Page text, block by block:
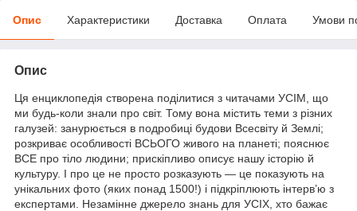
Опис Характеристики Доставка Оплата Умови
Опис
Ця енциклопедія створена поділитися з читачами УСІМ, що
ми будь-коли знали про світ. Тому вона містить теми з різних
галузей: занурюється в подробиці будови Всесвіту й Землі;
розкриває особливості ВСЬОГО живого на планеті; пояснює
ВСЕ про тіло людини; прискіпливо описує нашу історію й
культуру. І про це не просто розказують — це показують на
унікальних фото (яких понад 1500!) і підкріплюють інтерв’ю з
експертами. Незамінне джерело знань для УСІХ, хто бажає